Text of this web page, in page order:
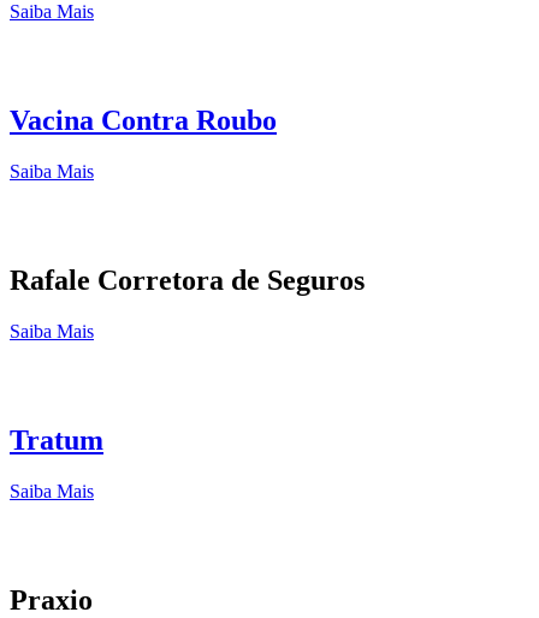
Saiba Mais
Vacina Contra Roubo
Saiba Mais
Rafale Corretora de Seguros
Saiba Mais
Tratum
Saiba Mais
Praxio